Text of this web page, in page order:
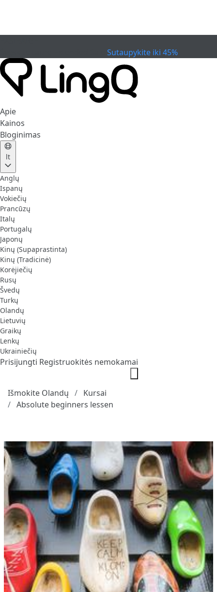
Sutaupykite iki 45%
Apie
Kainos
Bloginimas
lt
Anglų
Ispanų
Vokiečių
Prancūzų
Italų
Portugalų
Japonų
Kinų (Supaprastinta)
Kinų (Tradicinė)
Korėjiečių
Rusų
Švedų
Turkų
Olandų
Lietuvių
Graikų
Lenkų
Ukrainiečių
Prisijungti Registruokitės nemokamai
Išmokite Olandų
Kursai
Absolute beginners lessen